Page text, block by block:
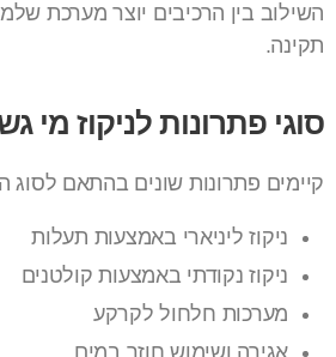
השילוב בין הרכיבים יוצר מערכת
תקינה.
סוגי פתרונות לניקוז מי
קיימים פתרונות שונים בהתאם
ניקוז ליניארי באמצעות תעלות
ניקוז נקודתי באמצעות קולטנים
מערכות חלחול לקרקע
אגירה ושימוש חוזר במים